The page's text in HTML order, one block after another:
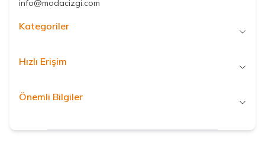
info@modacizgi.com
Kategoriler
Hızlı Erişim
Önemli Bilgiler